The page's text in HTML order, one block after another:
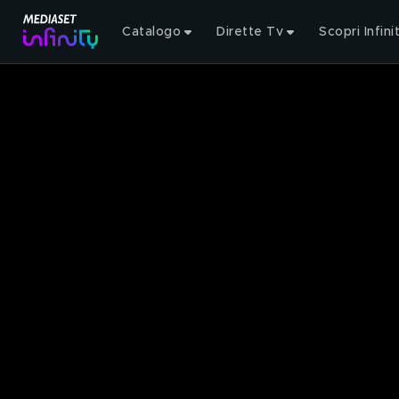
Catalogo Dirette Tv Scopri